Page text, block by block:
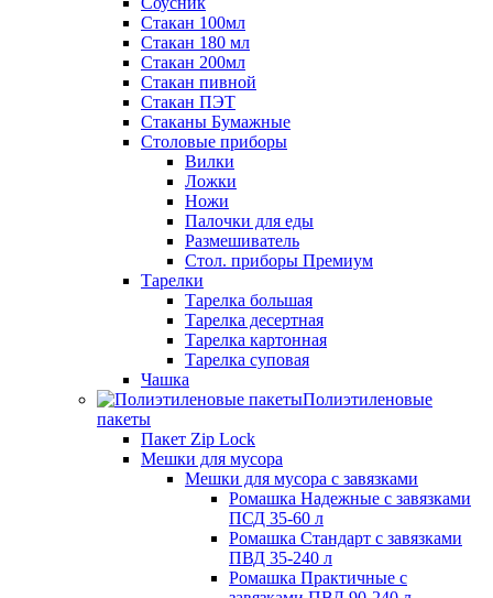
Стакан 100мл
Стакан 180 мл
Стакан 200мл
Стакан пивной
Стакан ПЭТ
Стаканы Бумажные
Столовые приборы
Вилки
Ложки
Ножи
Палочки для еды
Размешиватель
Стол. приборы Премиум
Тарелки
Тарелка большая
Тарелка десертная
Тарелка картонная
Тарелка суповая
Чашка
Полиэтиленовые
пакеты
Пакет Zip Lock
Мешки для мусора
Мешки для мусора с завязками
Ромашка Надежные с завязками
ПСД 35-60 л
Ромашка Стандарт с завязками
ПВД 35-240 л
Ромашка Практичные с